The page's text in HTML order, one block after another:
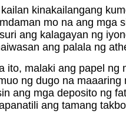
kinakailangang
mo na ang mga
ang kalagayan ng
ang palala ng
ito, malaki ang papel
ng dugo na
ang mga deposito ng
ang tamang